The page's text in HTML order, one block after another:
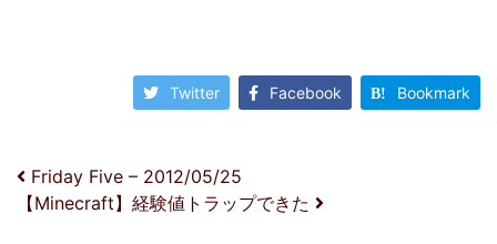
Twitter Facebook Bookmark
投稿ナビゲーション
Friday Five – 2012/05/25
【Minecraft】経験値トラップできた